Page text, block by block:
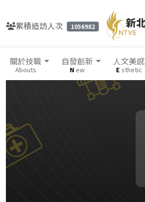
累積造訪人次 1056982
關於技職
Abouts
自發創新
N ew
人文美感
E sthetic